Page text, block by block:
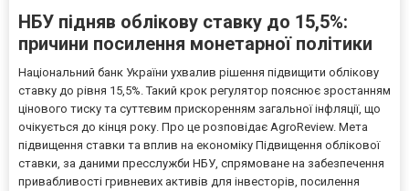
НБУ підняв облікову ставку до 15,5%:
причини посилення монетарної політики
Національний банк України ухвалив рішення підвищити облікову
ставку до рівня 15,5%. Такий крок регулятор пояснює зростанням
цінового тиску та суттєвим прискоренням загальної інфляції, що
очікується до кінця року. Про це розповідає AgroReview. Мета
підвищення ставки та вплив на економіку Підвищення облікової
ставки, за даними пресслужби НБУ, спрямоване на забезпечення
привабливості гривневих активів для інвесторів, посилення